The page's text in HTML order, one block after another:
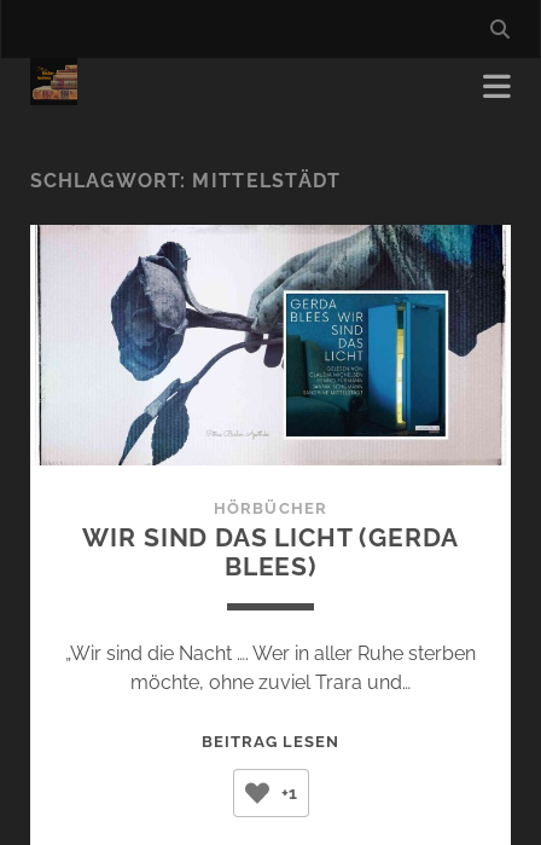
SCHLAGWORT: MITTELSTÄDT
HÖRBÜCHER
WIR SIND DAS LICHT (GERDA
BLEES)
„Wir sind die Nacht …. Wer in aller Ruhe sterben
möchte, ohne zuviel Trara und…
BEITRAG LESEN
+1